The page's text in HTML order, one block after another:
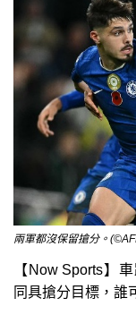
兩軍都沒保留搶分。
【Now Sports】
同具搶分目標，誰